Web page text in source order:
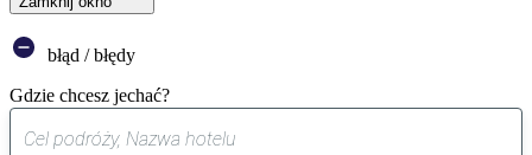
błąd / błędy
Gdzie chcesz jechać?